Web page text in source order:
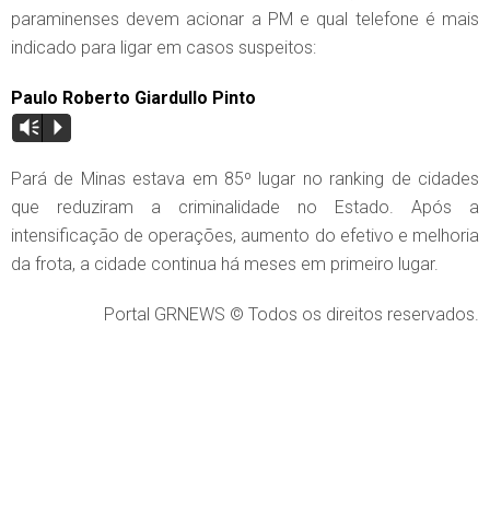
paraminenses devem acionar a PM e qual telefone é mais
indicado para ligar em casos suspeitos:
Paulo Roberto Giardullo Pinto
Vm P
Pará de Minas estava em 85º lugar no ranking de cidades
que reduziram a criminalidade no Estado. Após a
intensificação de operações, aumento do efetivo e melhoria
da frota, a cidade continua há meses em primeiro lugar.
Portal GRNEWS © Todos os direitos reservados.